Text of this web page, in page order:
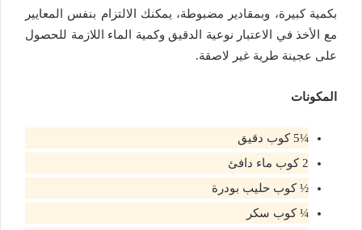
بكمية كبيرة، وبمقادير مضبوطة، يمكنك الالتزام بنفس المعايير
مع الأخذ في الاعتبار نوعية الدقيق وكمية الماء اللازمة للحصول
على عجينة طرية غير لاصقة.
المكونات
¼5 كوب دقيق
2 كوب ماء دافئ
½ كوب حليب بودرة
¼ كوب سكر